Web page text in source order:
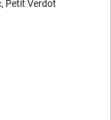
Petit Verdot